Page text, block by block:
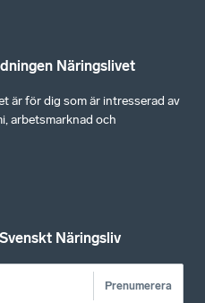
Näringslivet
är för dig som är intresserad av
arbetsmarknad och
Näringsliv
Prenumerera